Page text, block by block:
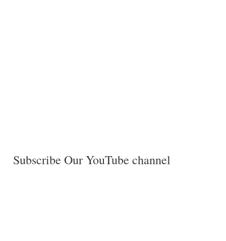
Subscribe Our YouTube channel